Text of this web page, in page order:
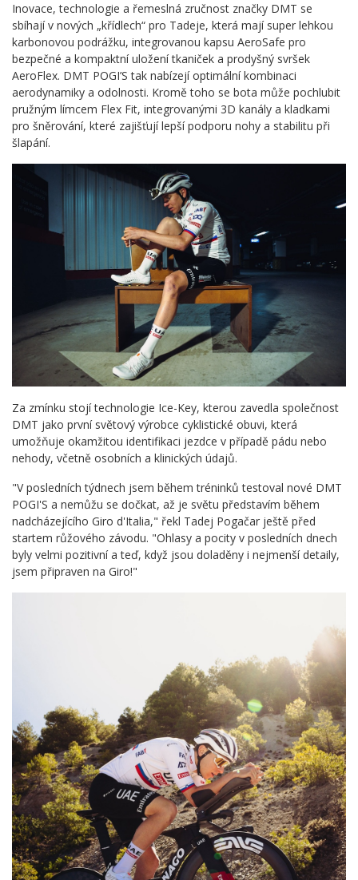
Inovace, technologie a řemeslná zručnost značky DMT se
sbíhají v nových „křídlech“ pro Tadeje, která mají super lehkou
karbonovou podrážku, integrovanou kapsu AeroSafe pro
bezpečné a kompaktní uložení tkaniček a prodyšný svršek
AeroFlex. DMT POGI’S tak nabízejí optimální kombinaci
aerodynamiky a odolnosti. Kromě toho se bota může pochlubit
pružným límcem Flex Fit, integrovanými 3D kanály a kladkami
pro šněrování, které zajišťují lepší podporu nohy a stabilitu při
šlapání.
Za zmínku stojí technologie Ice-Key, kterou zavedla společnost
DMT jako první světový výrobce cyklistické obuvi, která
umožňuje okamžitou identifikaci jezdce v případě pádu nebo
nehody, včetně osobních a klinických údajů.
"V posledních týdnech jsem během tréninků testoval nové DMT
POGI'S a nemůžu se dočkat, až je světu představím během
nadcházejícího Giro d'Italia," řekl Tadej Pogačar ještě před
startem růžového závodu. "Ohlasy a pocity v posledních dnech
byly velmi pozitivní a teď, když jsou doladěny i nejmenší detaily,
jsem připraven na Giro!"